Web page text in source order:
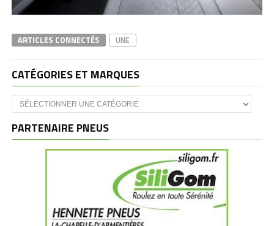
ARTICLES CONNECTÉS UNE
CATÉGORIES ET MARQUES
Catégories
et
PARTENAIRE PNEUS